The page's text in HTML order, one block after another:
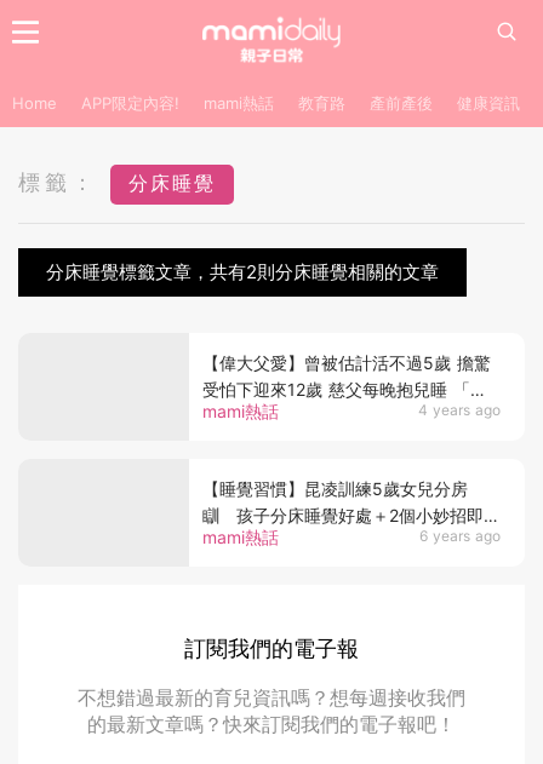
Home APP限定內容! mami熱話 教育路 產前產後 健康資訊
標籤： 分床睡覺
分床睡覺標籤文章，共有2則分床睡覺相關的文章
mami熱話 4 years ago
【偉大父愛】曾被估計活不過5歲 擔驚
受怕下迎來12歲 慈父每晚抱兒睡 「怕
他突然停止呼吸」
mami熱話 6 years ago
【睡覺習慣】昆凌訓練5歲女兒分房
瞓 孩子分床睡覺好處＋2個小妙招即讓
孩子願意分床睡！
訂閱我們的電子報
不想錯過最新的育兒資訊嗎？想每週接收我們
的最新文章嗎？快來訂閱我們的電子報吧！